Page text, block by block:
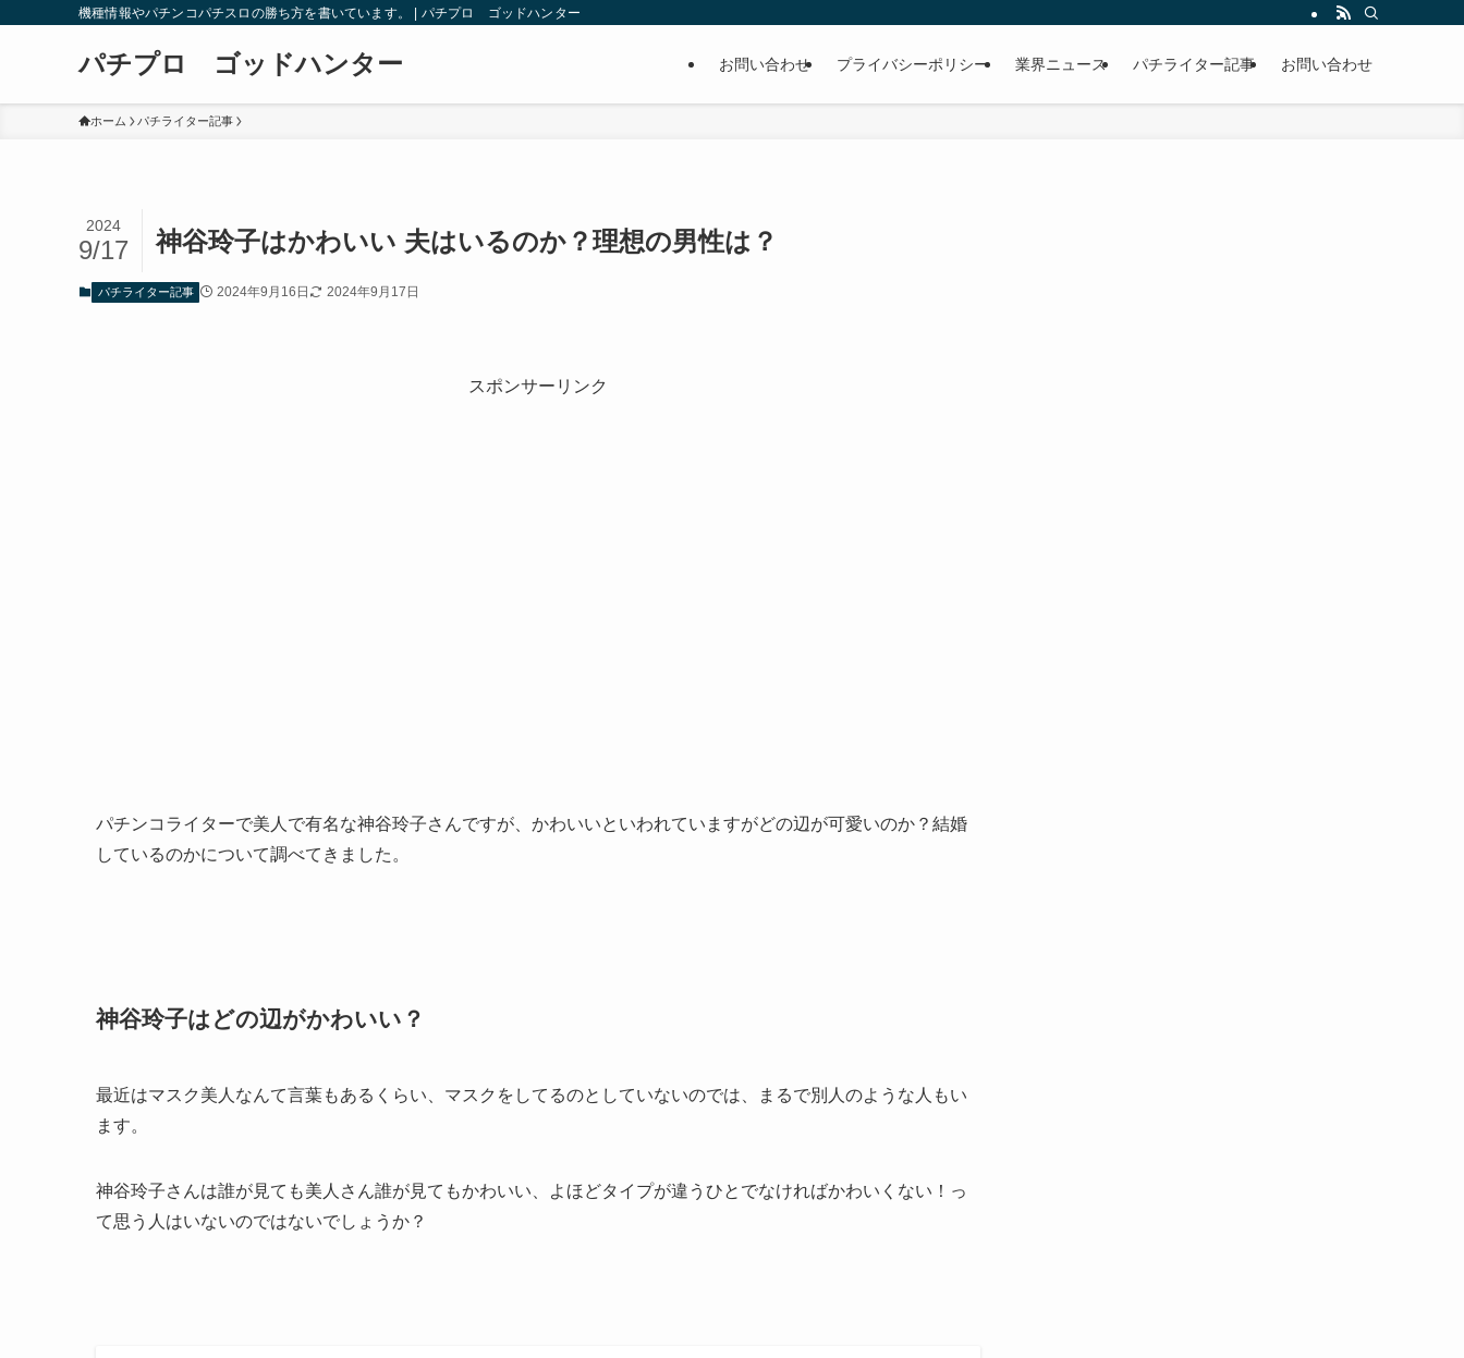
機種情報やパチンコパチスロの勝ち方を書いています。 | パチプロ ゴッドハンター
パチプロ ゴッドハンター お問い合わせ プライバシーポリシー 業界ニュース パチライター記事 お問い合わせ
ホーム パチライター記事
神谷玲子はかわいい 夫はいるのか？理想の男性は？
2024
9/17
パチライター記事 2024年9月16日 2024年9月17日
スポンサーリンク
パチンコライターで美人で有名な神谷玲子さんですが、かわいいといわれていますがどの辺が可愛いのか？結婚
しているのかについて調べてきました。
神谷玲子はどの辺がかわいい？
最近はマスク美人なんて言葉もあるくらい、マスクをしてるのとしていないのでは、まるで別人のような人もい
ます。
神谷玲子さんは誰が見ても美人さん誰が見てもかわいい、よほどタイプが違うひとでなければかわいくない！っ
て思う人はいないのではないでしょうか？